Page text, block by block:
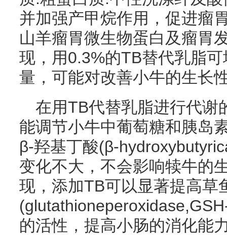
并加强产甲烷作用，促进瘤
山羊瘤胃微生物蛋白及瘤胃
现，用0.3%的TB替代乳脂
量，可能对改善小牛的生长
在用TB代替乳脂进行代谢
能调节小牛中葡萄糖和胰岛
β-羟基丁酸(β-
变化不大，不会影响犊牛的
现，添加TB可以显著提高草
的活性，提高小肠的消化能